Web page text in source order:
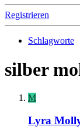
Registrieren
Schlagworte
silber
M
Lyra